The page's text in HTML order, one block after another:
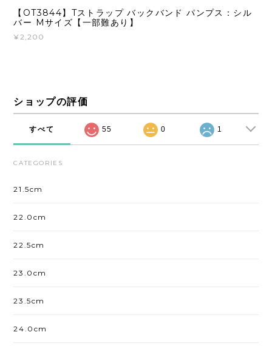
【OT3844】Tストラップ バックバンド パンプス：シル
バー Mサイズ【一部難あり】
¥2,200
ショップの評価
すべて 55 0 1
CATEGORIES
21.5cm
22.0cm
22.5cm
23.0cm
23.5cm
24.0cm